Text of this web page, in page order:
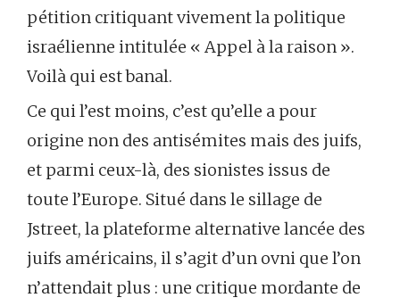
pétition critiquant vivement la politique
israélienne intitulée « Appel à la raison ».
Voilà qui est banal.
Ce qui l’est moins, c’est qu’elle a pour
origine non des antisémites mais des juifs,
et parmi ceux-là, des sionistes issus de
toute l’Europe. Situé dans le sillage de
Jstreet, la plateforme alternative lancée des
juifs américains, il s’agit d’un ovni que l’on
n’attendait plus : une critique mordante de